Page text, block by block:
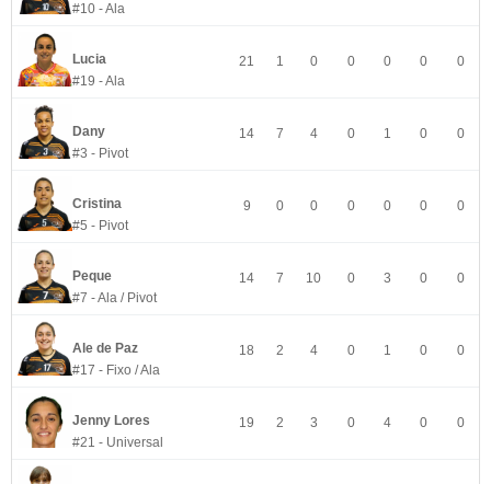
#10 - Ala
Lucia
#19 - Ala
21 1 0 0 0 0 0
Dany
#3 - Pivot
14 7 4 0 1 0 0
Cristina
#5 - Pivot
9 0 0 0 0 0 0
Peque
#7 - Ala / Pivot
14 7 10 0 3 0 0
Ale de Paz
#17 - Fixo / Ala
18 2 4 0 1 0 0
Jenny Lores
#21 - Universal
19 2 3 0 4 0 0